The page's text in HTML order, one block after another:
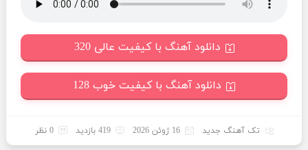
دانلود آهنگ با کیفیت عالی 320
دانلود آهنگ با کیفیت خوب 128
تک آهنگ جدید 16 ژوئن 2026 419 بازدید 0 نظر